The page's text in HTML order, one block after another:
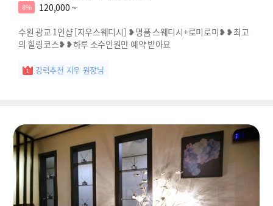
8%
120,000 ~
수원 광교 1인샵 [지우스웨디시] ❥명품 스웨디시+로미로미❥❥최고
의 힐링코스❥❥하루 소수인원만 예약 받아요
강력추천 지우 원장님